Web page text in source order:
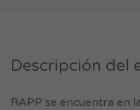
Descripción del
RAPP se encuentra en